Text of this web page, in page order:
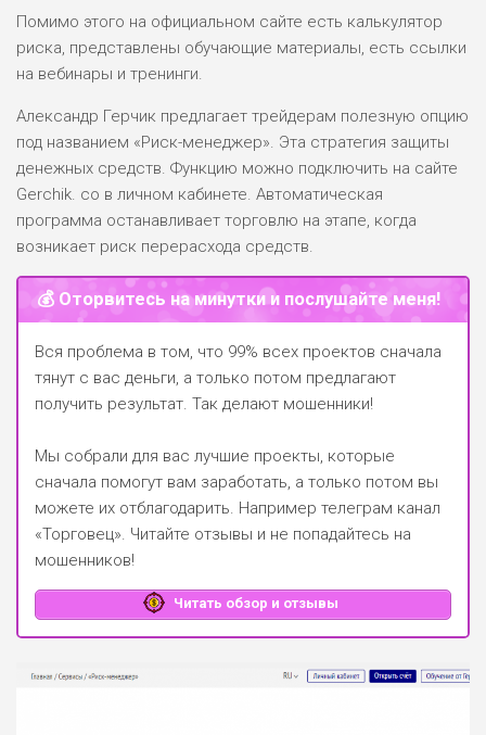
ДОХОД: СРЕДНИЙ
БЮДЖЕТ: НИЗКИЙ
ОБЗОР
Помимо этого на официальном сайте есть калькулятор
риска, представлены обучающие материалы, есть ссылки
на вебинары и тренинги.
Александр Герчик предлагает трейдерам полезную опцию
под названием «Риск-менеджер». Эта стратегия защиты
денежных средств. Функцию можно подключить на сайте
Gerchik. co в личном кабинете. Автоматическая
программа останавливает торговлю на этапе, когда
возникает риск перерасхода средств.
💰 Оторвитесь на минутки и послушайте меня!
Вся проблема в том, что 99% всех проектов сначала
тянут с вас деньги, а только потом предлагают
получить результат. Так делают мошенники!
Мы собрали для вас лучшие проекты, которые
сначала помогут вам заработать, а только потом вы
можете их отблагодарить. Например телеграм канал
«Торговец». Читайте отзывы и не попадайтесь на
мошенников!
Читать обзор и отзывы